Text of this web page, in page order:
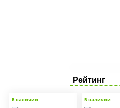
Рейтинг
В наличии В наличии